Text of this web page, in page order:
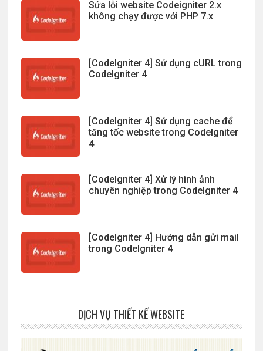
Sửa lỗi website Codeigniter 2.x
không chạy được với PHP 7.x
[CodeIgniter 4] Sử dụng cURL trong
CodeIgniter 4
[CodeIgniter 4] Sử dụng cache để
tăng tốc website trong CodeIgniter
4
[CodeIgniter 4] Xử lý hình ảnh
chuyên nghiệp trong CodeIgniter 4
[CodeIgniter 4] Hướng dẫn gửi mail
trong CodeIgniter 4
DỊCH VỤ THIẾT KẾ WEBSITE